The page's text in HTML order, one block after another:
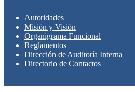
Autoridades
Misión y Visión
Organigrama Funcional
Reglamentos
Dirección de Auditoría Interna
Directorio de Contactos